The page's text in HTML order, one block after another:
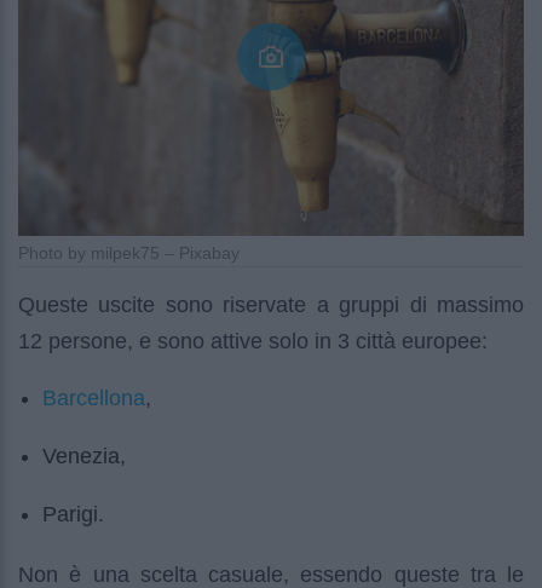
Photo by milpek75 – Pixabay
Queste uscite sono riservate a gruppi di massimo
12 persone, e sono attive solo in 3 città europee:
Barcellona,
Venezia,
Parigi.
Non è una scelta casuale, essendo queste tra le